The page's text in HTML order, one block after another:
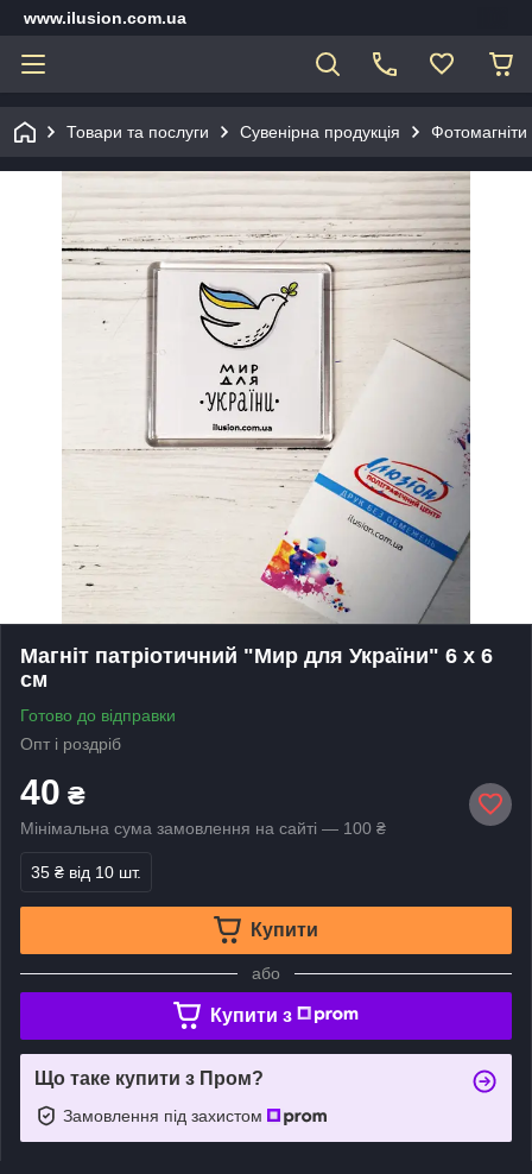
www.ilusion.com.ua
Товари та послуги Сувенірна продукція Фотомагніти
Магніт патріотичний "Мир для України" 6 х 6
см
Готово до відправки
Опт і роздріб
40 ₴
Мінімальна сума замовлення на сайті — 100 ₴
35 ₴ від 10 шт.
Купити
або
Купити з
Що таке купити з Пром?
Замовлення під захистом